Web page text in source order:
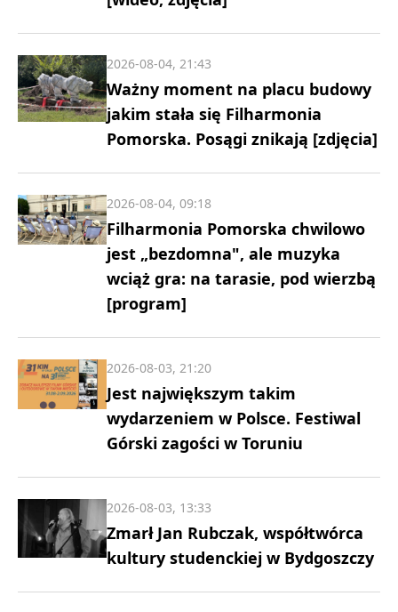
Ważny moment na placu budowy
jakim stała się Filharmonia
Pomorska. Posągi znikają [zdjęcia]
2026-08-04, 21:43
Filharmonia Pomorska chwilowo
jest „bezdomna", ale muzyka
wciąż gra: na tarasie, pod wierzbą
[program]
2026-08-04, 09:18
Jest największym takim
wydarzeniem w Polsce. Festiwal
Górski zagości w Toruniu
2026-08-03, 21:20
Zmarł Jan Rubczak, współtwórca
kultury studenckiej w Bydgoszczy
2026-08-03, 13:33